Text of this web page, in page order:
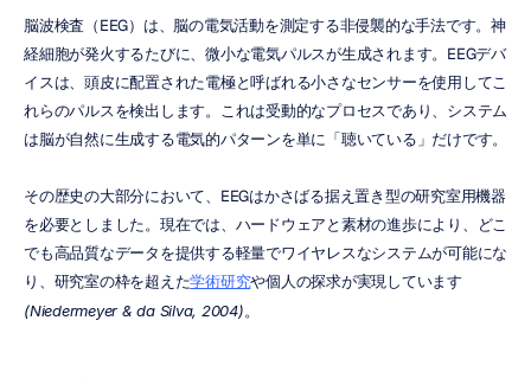
脳波検査（EEG）は、脳の電気活動を測定する非侵襲的な手法です。神
経細胞が発火するたびに、微小な電気パルスが生成されます。EEGデバ
イスは、頭皮に配置された電極と呼ばれる小さなセンサーを使用してこ
れらのパルスを検出します。これは受動的なプロセスであり、システム
は脳が自然に生成する電気的パターンを単に「聴いている」だけです。
その歴史の大部分において、EEGはかさばる据え置き型の研究室用機器
を必要としました。現在では、ハードウェアと素材の進歩により、どこ
でも高品質なデータを提供する軽量でワイヤレスなシステムが可能にな
り、研究室の枠を超えた学術研究
(Niedermeyer & da Silva, 2004)。